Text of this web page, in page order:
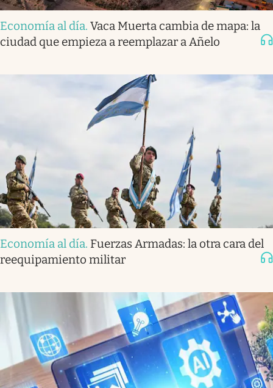
Economía al día. Vaca Muerta cambia de mapa: la
ciudad que empieza a reemplazar a Añelo
Economía al día. Fuerzas Armadas: la otra cara del
reequipamiento militar